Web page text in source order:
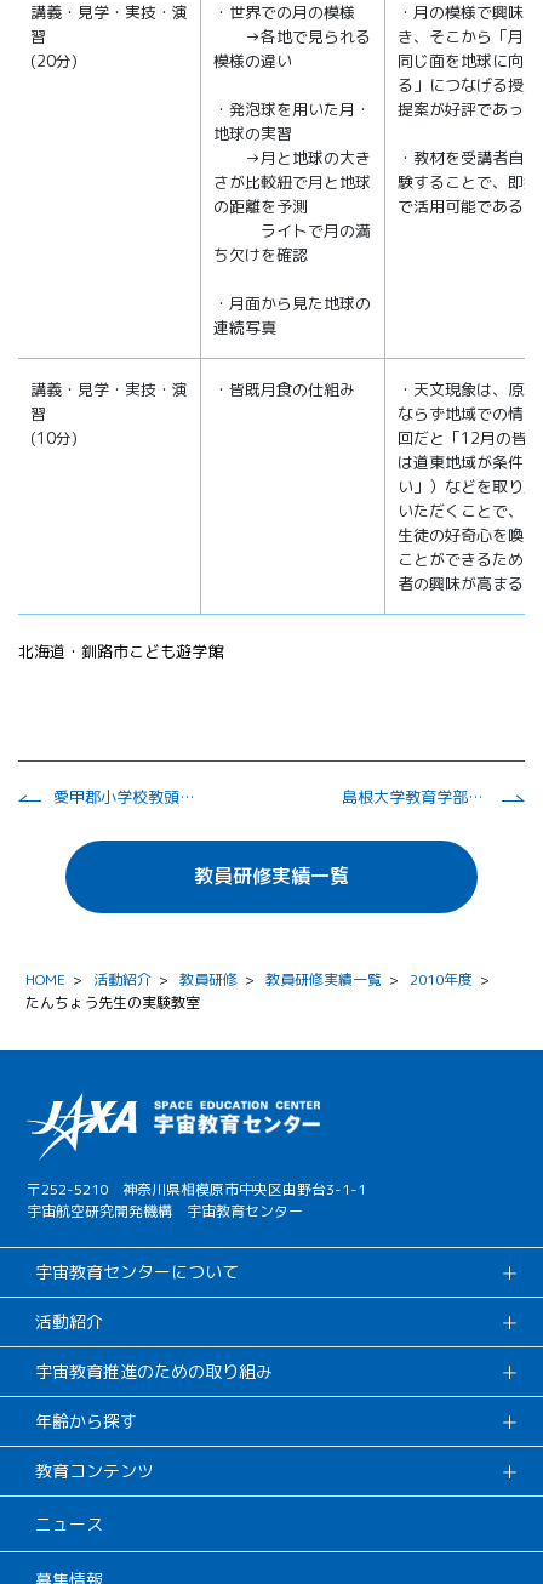
講義・見学・実技・演
習
(20分)
・世界での月の模様
→各地で見られる
模様の違い
・発泡球を用いた月・
地球の実習
→月と地球の大き
さが比較紐で月と地球
の距離を予測
ライトで月の満
ち欠けを確認
・月面から見た地球の
連続写真
・月の模様で興味
き、そこから「月
同じ面を地球に向
る」につなげる授
提案が好評であった
・教材を受講者自
験することで、即
で活用可能である。
講義・見学・実技・演
習
(10分)
・皆既月食の仕組み
・天文現象は、原
ならず地域での情
回だと「12月の皆
は道東地域が条件
い」）などを取り
いただくことで、
生徒の好奇心を喚
ことができるため
者の興味が高まる。
北海道・釧路市こども遊学館
愛甲郡小学校教頭会・施設見学 島根大学教育学部（総合演習）
教員研修実績一覧
HOME > 活動紹介 > 教員研修 > 教員研修実績一覧 > 2010年度 >
たんちょう先生の実験教室
〒252-5210 神奈川県相模原市中央区由野台3-1-1
宇宙航空研究開発機構 宇宙教育センター
宇宙教育センターについて
活動紹介
宇宙教育推進のための取り組み
年齢から探す
教育コンテンツ
ニュース